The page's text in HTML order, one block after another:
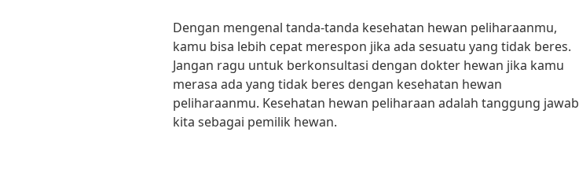
Dengan mengenal tanda-tanda kesehatan hewan peliharaanmu,
kamu bisa lebih cepat merespon jika ada sesuatu yang tidak beres.
Jangan ragu untuk berkonsultasi dengan dokter hewan jika kamu
merasa ada yang tidak beres dengan kesehatan hewan
peliharaanmu. Kesehatan hewan peliharaan adalah tanggung jawab
kita sebagai pemilik hewan.